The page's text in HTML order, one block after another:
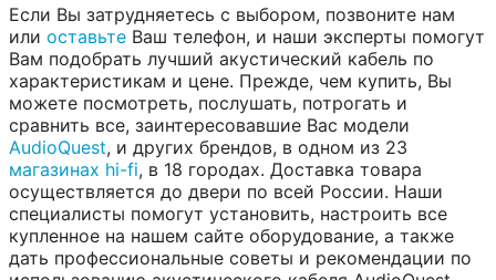
Если Вы затрудняетесь с выбором, позвоните нам
или оставьте Ваш телефон, и наши эксперты помогут
Вам подобрать лучший акустический кабель по
характеристикам и цене. Прежде, чем купить, Вы
можете посмотреть, послушать, потрогать и
сравнить все, заинтересовавшие Вас модели
AudioQuest, и других брендов, в одном из 23
магазинах hi-fi, в 18 городах. Доставка товара
осуществляется до двери по всей России. Наши
специалисты помогут установить, настроить все
купленное на нашем сайте оборудование, а также
дать профессиональные советы и рекомендации по